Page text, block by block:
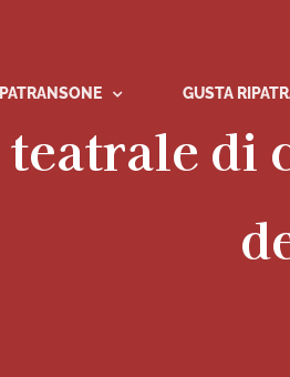
GUSTA
di